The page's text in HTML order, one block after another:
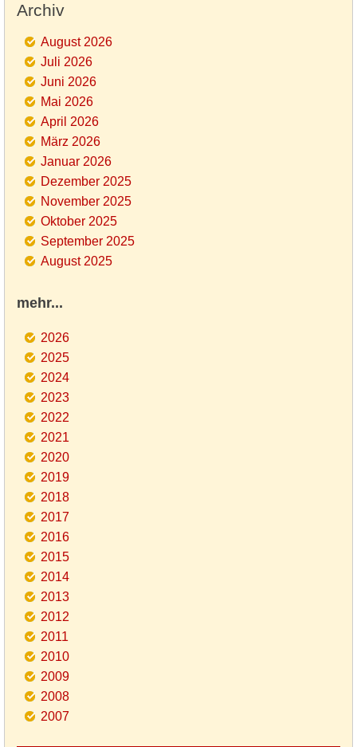
Archiv
August 2026
Juli 2026
Juni 2026
Mai 2026
April 2026
März 2026
Januar 2026
Dezember 2025
November 2025
Oktober 2025
September 2025
August 2025
mehr...
2026
2025
2024
2023
2022
2021
2020
2019
2018
2017
2016
2015
2014
2013
2012
2011
2010
2009
2008
2007